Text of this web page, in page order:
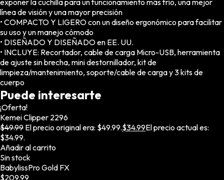
Máquinas de Pedicura
Removedor de Callos
Cremas y Scrubs
Otros
Equipos y Más
Lo Nuevo
Ofertas
exponer la cuchilla para un funcionamiento más frío, una mejor
línea de visión y una mayor precisión
• COMPACTO Y LIGERO con un diseño ergonómico para facilitar
su uso y un manejo cómodo
• DISEÑADO Y DISEÑADO en EE. UU.
• INCLUYE: Recortador, cable de carga Micro-USB, herramienta
de ajuste sin brecha, mini destornillador, kit de
limpieza/mantenimiento, soporte/cable de carga y 3 kits de
cuerpo
Puede interesarte
¡Oferta!
Kemei Clipper 2296
$49.99 El precio original era: $49.99.$34.99El precio actual es:
$34.99.
Añadir al carrito
Sinstock
BabylissPro Gold FX
$209.99